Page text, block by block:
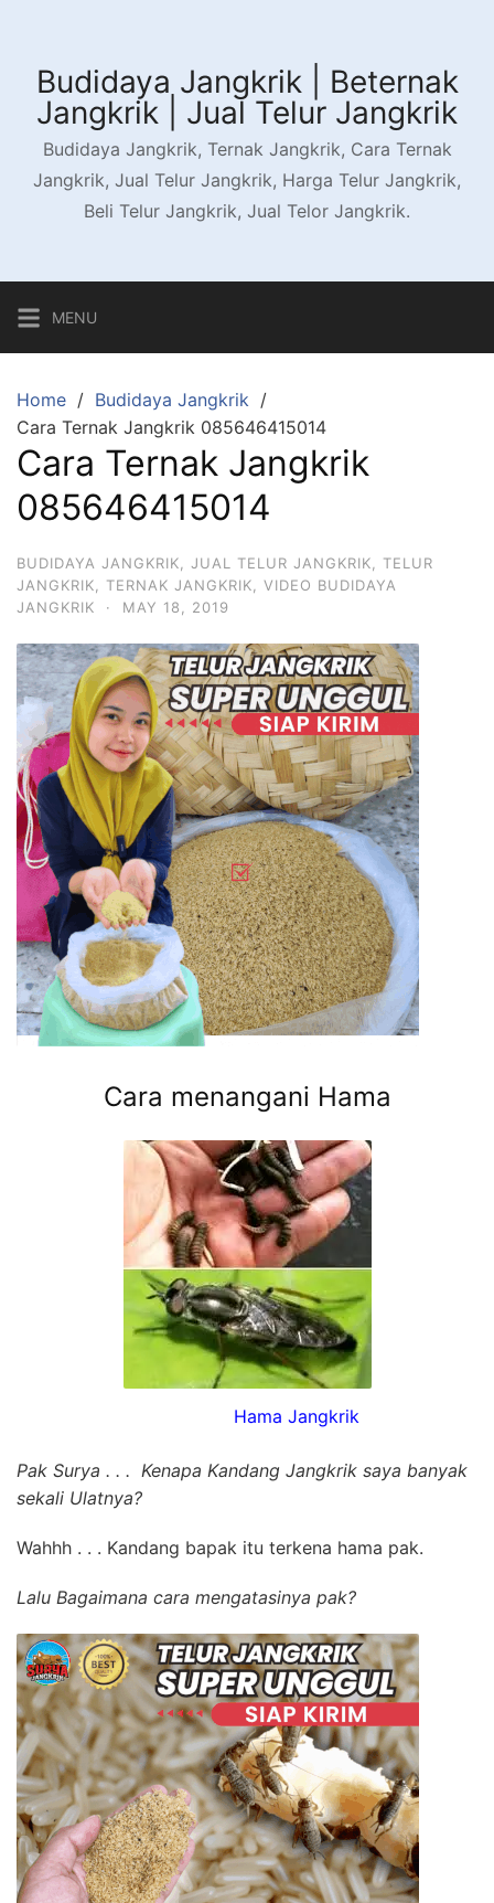
contentBudidaya Jangkrik | Beternak
Jangkrik | Jual Telur Jangkrik
Budidaya Jangkrik, Ternak Jangkrik, Cara Ternak
Jangkrik, Jual Telur Jangkrik, Harga Telur Jangkrik,
Beli Telur Jangkrik, Jual Telor Jangkrik.
MENU
Home
Budidaya Jangkrik
Cara Ternak Jangkrik 085646415014
Cara Ternak Jangkrik
085646415014
BUDIDAYA JANGKRIK JUAL TELUR JANGKRIK
TELUR
JANGKRIK
TERNAK JANGKRIK
VIDEO BUDIDAYA
JANGKRIK
· MAY 18, 2019
Cara menangani Hama
Hama Jangkrik
Pak Surya . . . Kenapa Kandang Jangkrik saya banyak
sekali Ulatnya?
Wahhh . . . Kandang bapak itu terkena hama pak.
Lalu Bagaimana cara mengatasinya pak?